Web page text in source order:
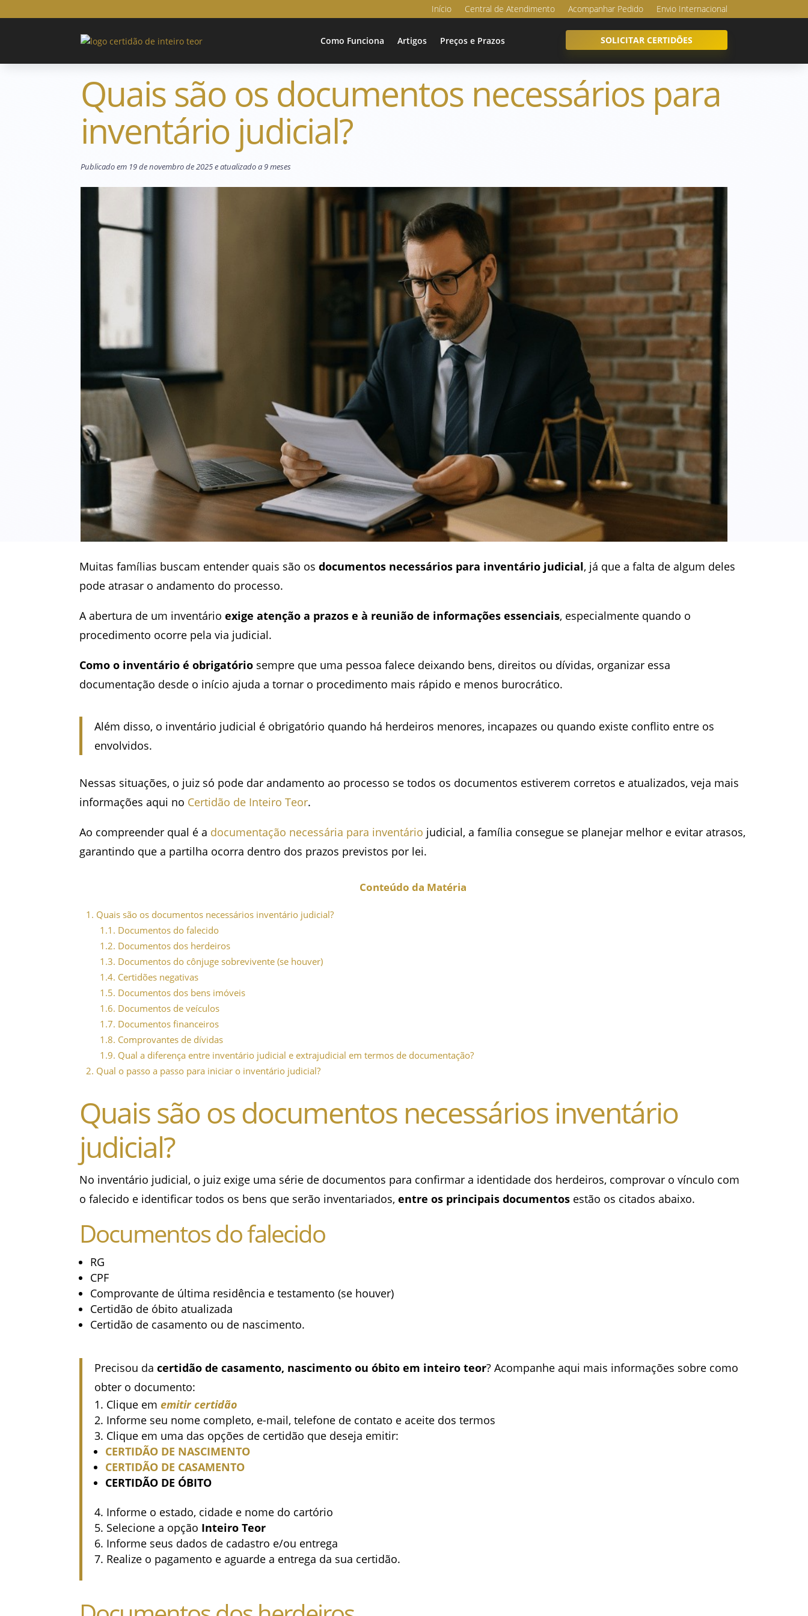
Início Central de Atendimento Acompanhar Pedido Envio Internacional
Como Funciona Artigos Preços e Prazos SOLICITAR CERTIDÕES
Quais são os documentos necessários para
inventário judicial?
Publicado em 19 de novembro de 2025 e atualizado a 9 meses
Muitas famílias buscam entender quais são os documentos necessários para inventário judicial, já que a falta de algum deles
pode atrasar o andamento do processo.
A abertura de um inventário exige atenção a prazos e à reunião de informações essenciais, especialmente quando o
procedimento ocorre pela via judicial.
Como o inventário é obrigatório sempre que uma pessoa falece deixando bens, direitos ou dívidas, organizar essa
documentação desde o início ajuda a tornar o procedimento mais rápido e menos burocrático.
Além disso, o inventário judicial é obrigatório quando há herdeiros menores, incapazes ou quando existe conflito entre os
envolvidos.
Nessas situações, o juiz só pode dar andamento ao processo se todos os documentos estiverem corretos e atualizados, veja mais
informações aqui no Certidão de Inteiro Teor.
Ao compreender qual é a documentação necessária para inventário judicial, a família consegue se planejar melhor e evitar atrasos,
garantindo que a partilha ocorra dentro dos prazos previstos por lei.
Conteúdo da Matéria
1. Quais são os documentos necessários inventário judicial?
1.1. Documentos do falecido
1.2. Documentos dos herdeiros
1.3. Documentos do cônjuge sobrevivente (se houver)
1.4. Certidões negativas
1.5. Documentos dos bens imóveis
1.6. Documentos de veículos
1.7. Documentos financeiros
1.8. Comprovantes de dívidas
1.9. Qual a diferença entre inventário judicial e extrajudicial em termos de documentação?
2. Qual o passo a passo para iniciar o inventário judicial?
Quais são os documentos necessários inventário
judicial?
No inventário judicial, o juiz exige uma série de documentos para confirmar a identidade dos herdeiros, comprovar o vínculo com
o falecido e identificar todos os bens que serão inventariados, entre os principais documentos estão os citados abaixo.
Documentos do falecido
RG
CPF
Comprovante de última residência e testamento (se houver)
Certidão de óbito atualizada
Certidão de casamento ou de nascimento.
Precisou da certidão de casamento, nascimento ou óbito em inteiro teor? Acompanhe aqui mais informações sobre como
obter o documento:
Clique em emitir certidão
Informe seu nome completo, e-mail, telefone de contato e aceite dos termos
Clique em uma das opções de certidão que deseja emitir:
CERTIDÃO DE NASCIMENTO
CERTIDÃO DE CASAMENTO
CERTIDÃO DE ÓBITO
Informe o estado, cidade e nome do cartório
Selecione a opção Inteiro Teor
Informe seus dados de cadastro e/ou entrega
Realize o pagamento e aguarde a entrega da sua certidão.